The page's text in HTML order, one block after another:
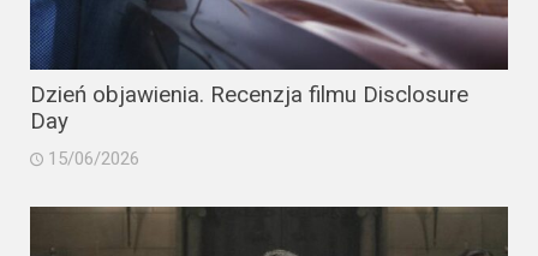
Dzień objawienia. Recenzja filmu Disclosure
Day
15/06/2026